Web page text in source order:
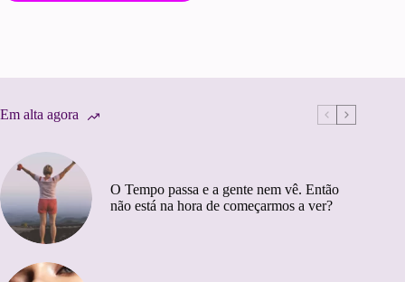
Em alta agora
O Tempo passa e a gente nem vê. Então
não está na hora de começarmos a ver?